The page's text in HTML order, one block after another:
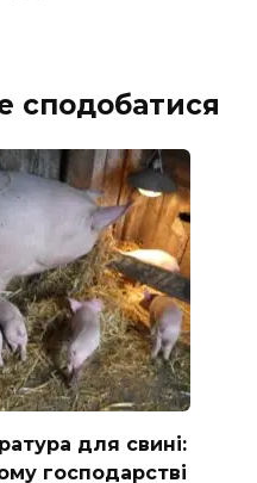
сподобатися
для свині:
господарстві